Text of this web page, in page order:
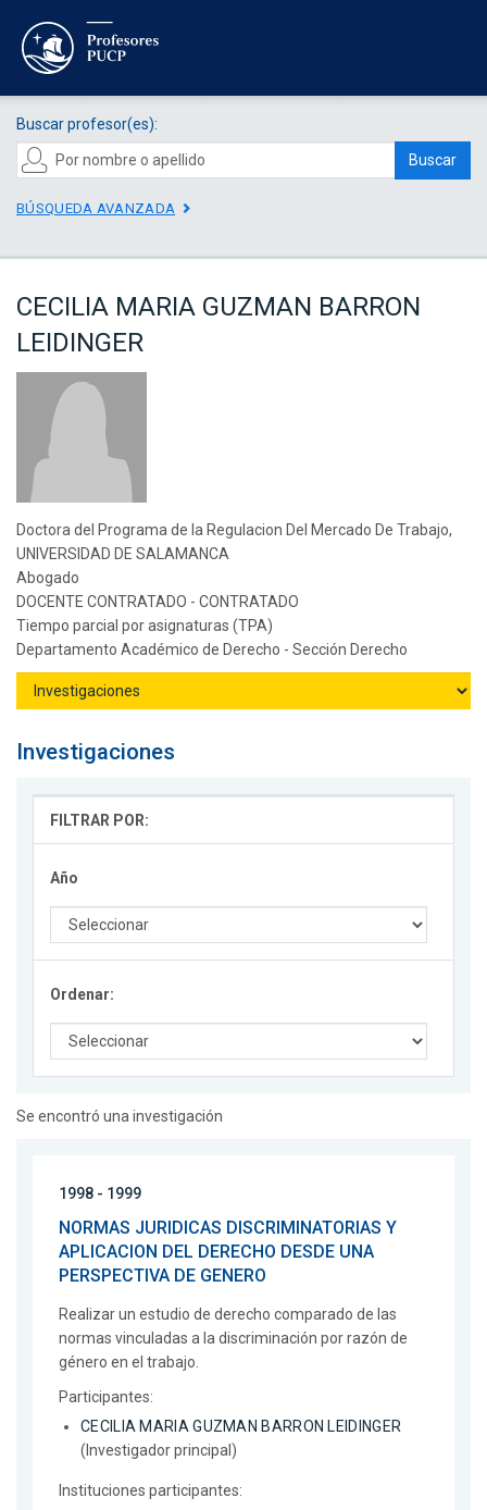
Buscar profesor(es):
Buscar
BÚSQUEDA AVANZADA
CECILIA MARIA GUZMAN BARRON
LEIDINGER
Doctora del Programa de la Regulacion Del Mercado De Trabajo,
UNIVERSIDAD DE SALAMANCA
Abogado
DOCENTE CONTRATADO - CONTRATADO
Tiempo parcial por asignaturas (TPA)
Departamento Académico de Derecho - Sección Derecho
Investigaciones
FILTRAR POR:
Año
Ordenar:
Se encontró una investigación
1998 - 1999
NORMAS JURIDICAS DISCRIMINATORIAS Y
APLICACION DEL DERECHO DESDE UNA
PERSPECTIVA DE GENERO
Realizar un estudio de derecho comparado de las
normas vinculadas a la discriminación por razón de
género en el trabajo.
Participantes:
CECILIA MARIA GUZMAN BARRON LEIDINGER
(Investigador principal)
Instituciones participantes: